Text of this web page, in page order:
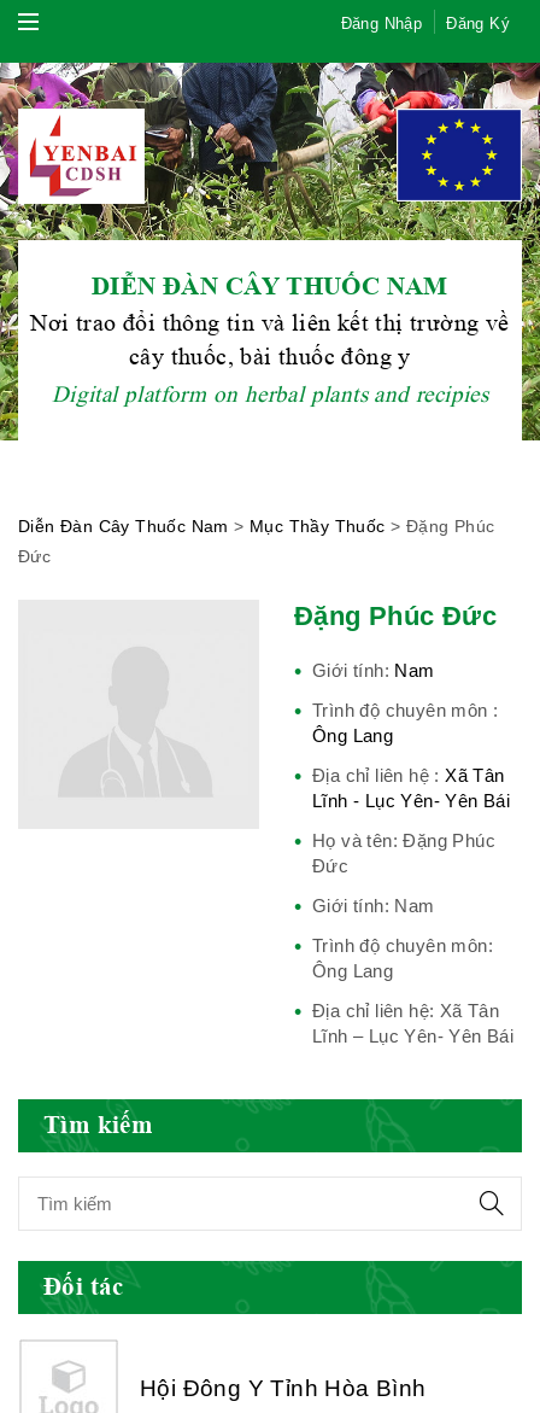
Đăng Nhập Đăng Ký
DIỄN ĐÀN CÂY THUỐC NAM
Nơi trao đổi thông tin và liên kết thị trường về
cây thuốc, bài thuốc đông y
Digital platform on herbal plants and recipies
Diễn Đàn Cây Thuốc Nam > Mục Thầy Thuốc > Đặng Phúc
Đức
Đặng Phúc Đức
Giới tính: Nam
Trình độ chuyên môn :
Ông Lang
Địa chỉ liên hệ :Xã Tân
Lĩnh - Lục Yên- Yên Bái
Họ và tên: Đặng Phúc
Đức
Giới tính: Nam
Trình độ chuyên môn:
Ông Lang
Địa chỉ liên hệ: Xã Tân
Lĩnh – Lục Yên- Yên Bái
Tìm kiếm
Đối tác
Hội Đông Y TP. Hà Nội
Hiệp hội bệnh viện tư nhân Việt
Cục quản lý y dược cổ truyền -
Hội Đông Y Tỉnh Yên Bái
Hội Đông Y Tỉnh Hòa Bình